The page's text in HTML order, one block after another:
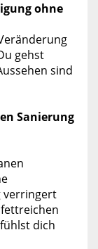
ohne
gehst
sind
Sanierung
verringert
dich